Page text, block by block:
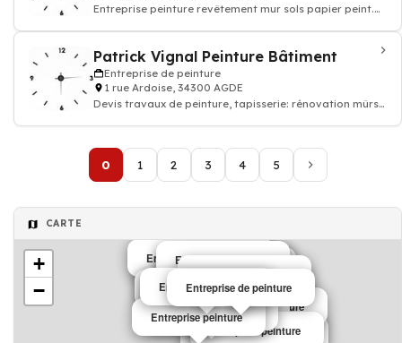
Entreprise peinture revêtement mur sols papier peint.
Patrick Vignal Peinture Bâtiment
Entreprise de peinture
1 rue Ardoise, 34300 AGDE
Devis travaux de peinture, tapisserie: rénovation mûrs
0 1 2 3 4 5
CARTE
Entreprise peinture
Entreprise peinture
Entreprise peinture
Entreprise de peinture
Entreprise de peinture
Entreprise de peinture
Entreprise de peinture
Entreprise peinture
Entreprise peinture
Entreprise peinture
Entreprise peinture
Entreprise peinture
Entreprise peinture
Entreprise peinture
Entreprise peinture
Entreprise peinture
Entreprise de peinture
+
−